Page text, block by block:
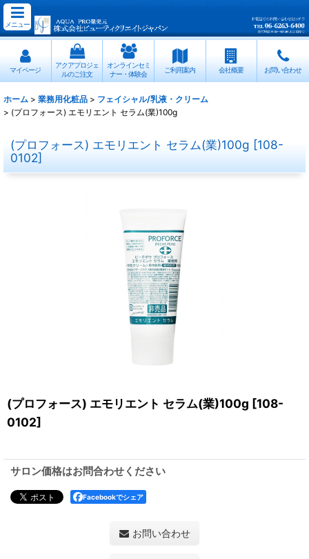
メニュー
マイページ
アクアプロジェ
ルのご注文
オンラインセミ
ナー・体験会
ご利用案内 会社概要 お問い合わせ
ホーム > 業務用化粧品 > フェイシャル/乳液・クリーム
> (プロフォース) エモリエント セラム(業)100g
(プロフォース) エモリエント セラム(業)100g [108-
0102]
(プロフォース) エモリエント セラム(業)100g [108-
0102]
サロン価格はお問合わせください
Facebookでシェア
お問い合わせ